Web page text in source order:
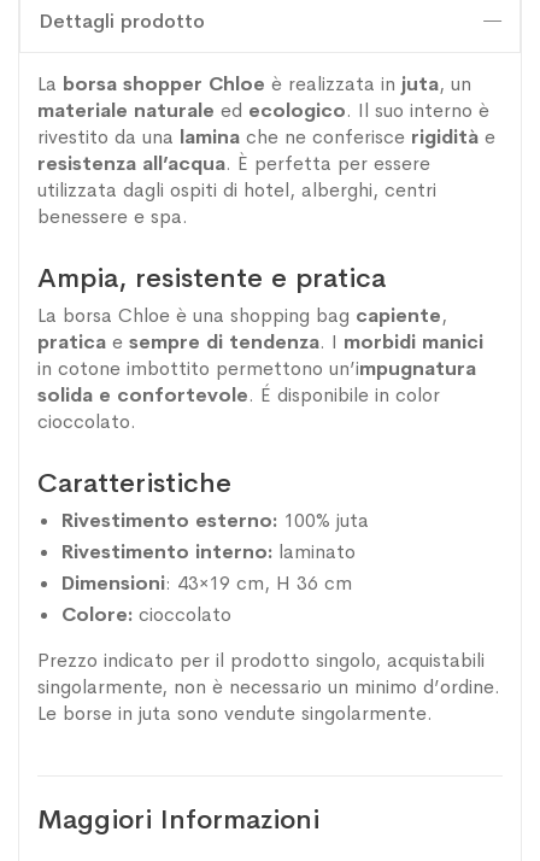
Dettagli prodotto
La borsa shopper Chloe è realizzata in juta, un
materiale naturale ed ecologico. Il suo interno è
rivestito da una lamina che ne conferisce rigidità e
resistenza all’acqua. È perfetta per essere
utilizzata dagli ospiti di hotel, alberghi, centri
benessere e spa.
Ampia, resistente e pratica
La borsa Chloe è una shopping bag capiente,
pratica e sempre di tendenza. I morbidi manici
in cotone imbottito permettono un’impugnatura
solida e confortevole. É disponibile in color
cioccolato.
Caratteristiche
Rivestimento esterno: 100% juta
Rivestimento interno: laminato
Dimensioni: 43×19 cm, H 36 cm
Colore: cioccolato
Prezzo indicato per il prodotto singolo, acquistabili
singolarmente, non è necessario un minimo d’ordine.
Le borse in juta sono vendute singolarmente.
Maggiori Informazioni